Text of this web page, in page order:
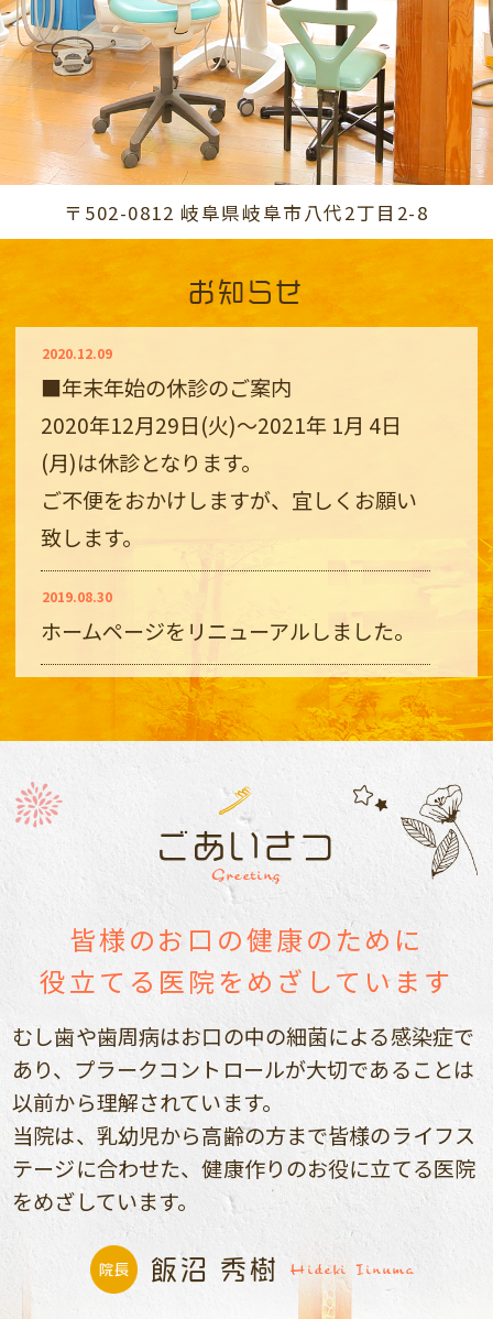
〒502-0812 岐阜県岐阜市八代2丁目2-8
お知らせ
2020.12.09
■年末年始の休診のご案内
2020年12月29日(火)～2021年 1月 4日
(月)は休診となります。
ご不便をおかけしますが、宜しくお願い
致します。
2019.08.30
ホームページをリニューアルしました。
ごあいさつ
Greeting
皆様のお口の健康のために
役立てる医院をめざしています
むし歯や歯周病はお口の中の細菌による感染症で
あり、プラークコントロールが大切であることは
以前から理解されています。
当院は、乳幼児から高齢の方まで皆様のライフス
テージに合わせた、健康作りのお役に立てる医院
をめざしています。
飯沼 秀樹 Hideki Iinuma